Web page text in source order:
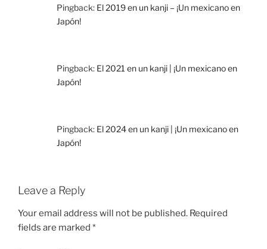
Pingback: El 2019 en un kanji – ¡Un mexicano en
Japón!
Pingback: El 2021 en un kanji | ¡Un mexicano en
Japón!
Pingback: El 2024 en un kanji | ¡Un mexicano en
Japón!
Leave a Reply
Your email address will not be published. Required
fields are marked *